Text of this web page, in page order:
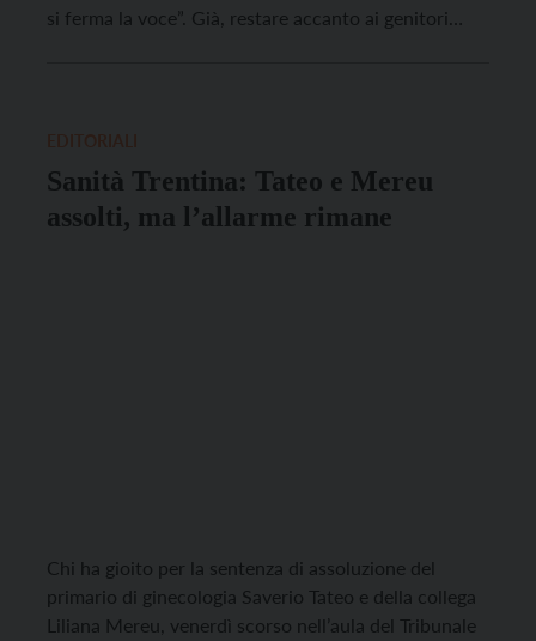
si ferma la voce”. Già, restare accanto ai genitori
Sanità Trentina: Tateo e Mereu
assolti, ma l’allarme rimane
Chi ha gioito per la sentenza di assoluzione del
primario di ginecologia Saverio Tateo e della collega
Liliana Mereu, venerdì scorso nell’aula del Tribunale